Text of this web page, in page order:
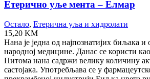
Етерично уље мента – Елмар
Остало, Етерична уља и хидролати
15,20 KM
Нана је једна од најпознатијих биљака и
народној медицине. Данас се користи
Питома нана садржи велику количину
састојака. Употребљава се у